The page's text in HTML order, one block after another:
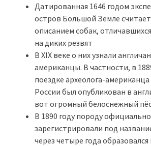
Датированная 1646 годом
остров Большой Земле
описанием собак,
на диких резвят
В XIX веке о них узнали
американцы. В частности, в
поездке археолога-
России был опубликован в
вот огромный белоснежный
В 1890 году породу официально
зарегистрировали под
через четыре года